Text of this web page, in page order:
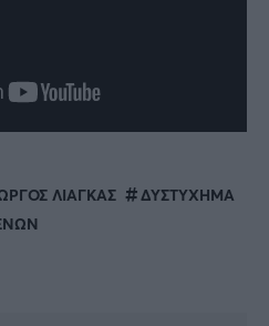
ΛΙΑΓΚΑΣ
ΔΥΣΤΥΧΗΜΑ